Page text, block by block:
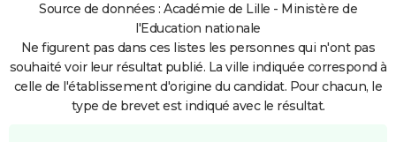
Source de données : Académie de Lille - Ministère de
l'Education nationale
Ne figurent pas dans ces listes les personnes qui n'ont pas
souhaité voir leur résultat publié. La ville indiquée correspond à
celle de l'établissement d'origine du candidat. Pour chacun, le
type de brevet est indiqué avec le résultat.